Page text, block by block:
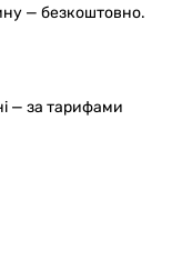
— безкоштовно.
— за тарифами